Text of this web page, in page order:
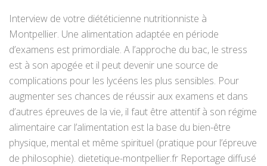
Interview de votre diététicienne nutritionniste à
Montpellier. Une alimentation adaptée en période
d’examens est primordiale. A l’approche du bac, le stress
est à son apogée et il peut devenir une source de
complications pour les lycéens les plus sensibles. Pour
augmenter ses chances de réussir aux examens et dans
d’autres épreuves de la vie, il faut être attentif à son régime
alimentaire car l’alimentation est la base du bien-être
physique, mental et même spirituel (pratique pour l’épreuve
de philosophie). dietetique-montpellier.fr Reportage diffusé